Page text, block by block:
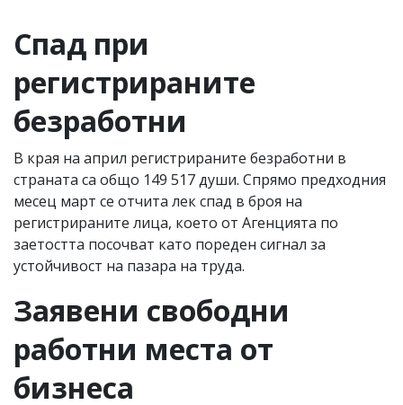
Спад при
регистрираните
безработни
В края на април регистрираните безработни в
страната са общо 149 517 души. Спрямо предходния
месец март се отчита лек спад в броя на
регистрираните лица, което от Агенцията по
заетостта посочват като пореден сигнал за
устойчивост на пазара на труда.
Заявени свободни
работни места от
бизнеса